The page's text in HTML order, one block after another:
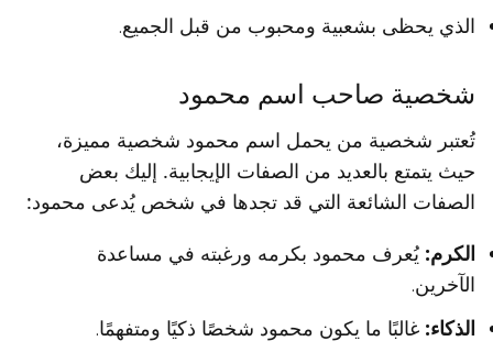
الذي يحظى بشعبية ومحبوب من قبل الجميع.
شخصية صاحب اسم محمود
تُعتبر شخصية من يحمل اسم محمود شخصية مميزة،
حيث يتمتع بالعديد من الصفات الإيجابية. إليك بعض
الصفات الشائعة التي قد تجدها في شخص يُدعى محمود:
الكرم: يُعرف محمود بكرمه ورغبته في مساعدة
الآخرين.
الذكاء: غالبًا ما يكون محمود شخصًا ذكيًا ومتفهمًا.